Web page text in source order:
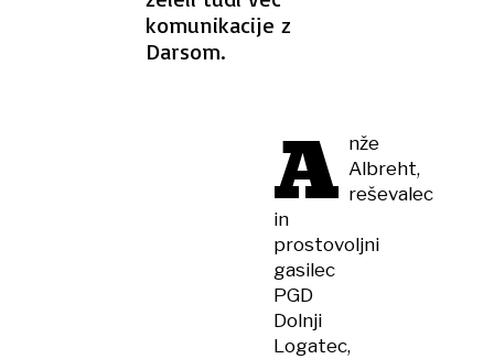
komunikacije z
Darsom.
A nže
Albreht,
reševalec
in
prostovoljni
gasilec
PGD
Dolnji
Logatec,